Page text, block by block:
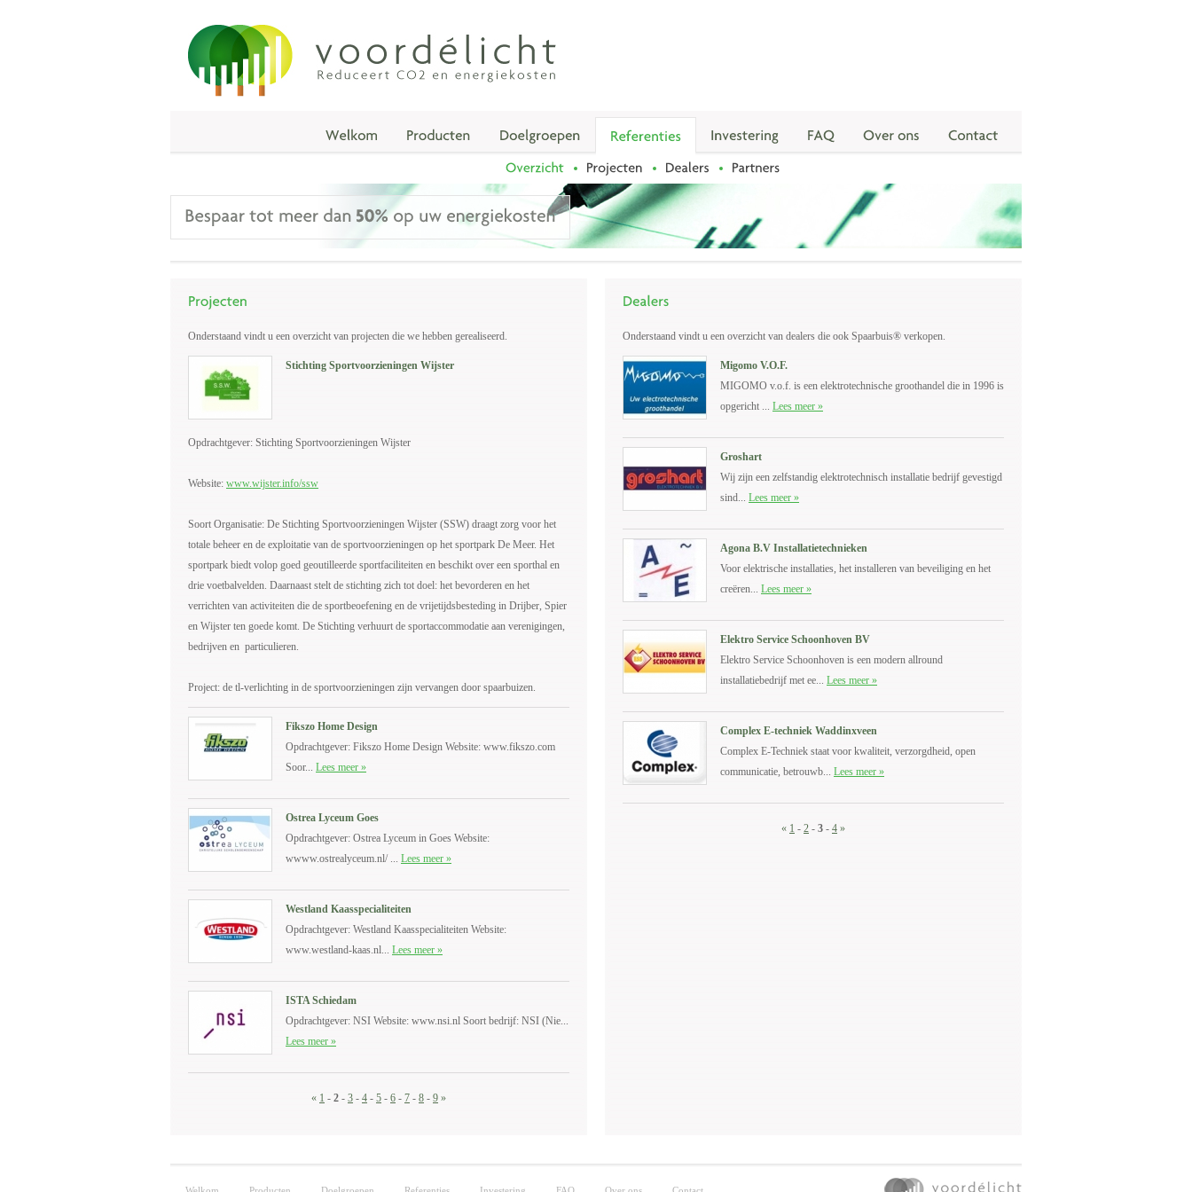
Onderstaand vindt u een overzicht van projecten die we hebben gerealiseerd.
Stichting Sportvoorzieningen Wijster
Opdrachtgever: Stichting Sportvoorzieningen Wijster
Website: www.wijster.info/ssw
Soort Organisatie: De Stichting Sportvoorzieningen Wijster (SSW) draagt zorg voor het
totale beheer en de exploitatie van de sportvoorzieningen op het sportpark De Meer. Het
sportpark biedt volop goed geoutilleerde sportfaciliteiten en beschikt over een sporthal en
drie voetbalvelden. Daarnaast stelt de stichting zich tot doel: het bevorderen en het
verrichten van activiteiten die de sportbeoefening en de vrijetijdsbesteding in Drijber, Spier
en Wijster ten goede komt. De Stichting verhuurt de sportaccommodatie aan verenigingen,
bedrijven en particulieren.
Project: de tl-verlichting in de sportvoorzieningen zijn vervangen door spaarbuizen.
Fikszo Home Design
Opdrachtgever: Fikszo Home Design Website: www.fikszo.com
Soor... Lees meer »
Ostrea Lyceum Goes
Opdrachtgever: Ostrea Lyceum in Goes Website:
wwww.ostrealyceum.nl/ ... Lees meer »
Westland Kaasspecialiteiten
Opdrachtgever: Westland Kaasspecialiteiten Website:
www.westland-kaas.nl... Lees meer »
ISTA Schiedam
Opdrachtgever: NSI Website: www.nsi.nl Soort bedrijf: NSI (Nie...
Lees meer »
« 1 - 2 - 3 - 4 - 5 - 6 - 7 - 8 - 9 »
Onderstaand vindt u een overzicht van dealers die ook Spaarbuis® verkopen.
Migomo V.O.F.
MIGOMO v.o.f. is een elektrotechnische groothandel die in 1996 is
opgericht ... Lees meer »
Groshart
Wij zijn een zelfstandig elektrotechnisch installatie bedrijf gevestigd
sind... Lees meer »
Agona B.V Installatietechnieken
Voor elektrische installaties, het installeren van beveiliging en het
creëren... Lees meer »
Elektro Service Schoonhoven BV
Elektro Service Schoonhoven is een modern allround
installatiebedrijf met ee... Lees meer »
Complex E-techniek Waddinxveen
Complex E-Techniek staat voor kwaliteit, verzorgdheid, open
communicatie, betrouwb... Lees meer »
« 1 - 2 - 3 - 4 »